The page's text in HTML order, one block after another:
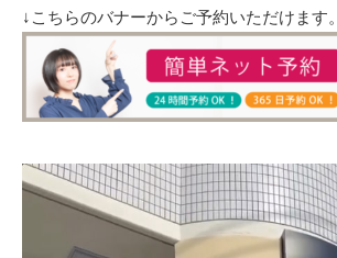
↓こちらのバナーからご予約いただけます。